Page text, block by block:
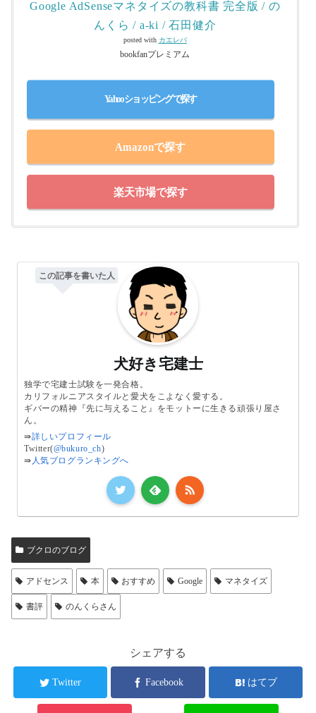
Google AdSenseマネタイズの教科書 完全版 / の
んくら / a‐ki / 石田健介
posted with カエレバ
bookfanプレミアム
Yahooショッピングで探す
Amazonで探す
楽天市場で探す
この記事を書いた人
犬好き宅建士
独学で宅建士試験を一発合格。
カリフォルニアスタイルと愛犬をこよなく愛する。
ギバーの精神『先に与えること』をモットーに生きる頑張り屋さ
ん。
⇛詳しいプロフィール
Twitter(@bukuro_ch)
⇛ 人気ブログランキングへ
ブクロのブログ
アドセンス 本 おすすめ Google マネタイズ
書評 のんくらさん
シェアする
Twitter Facebook はてブ